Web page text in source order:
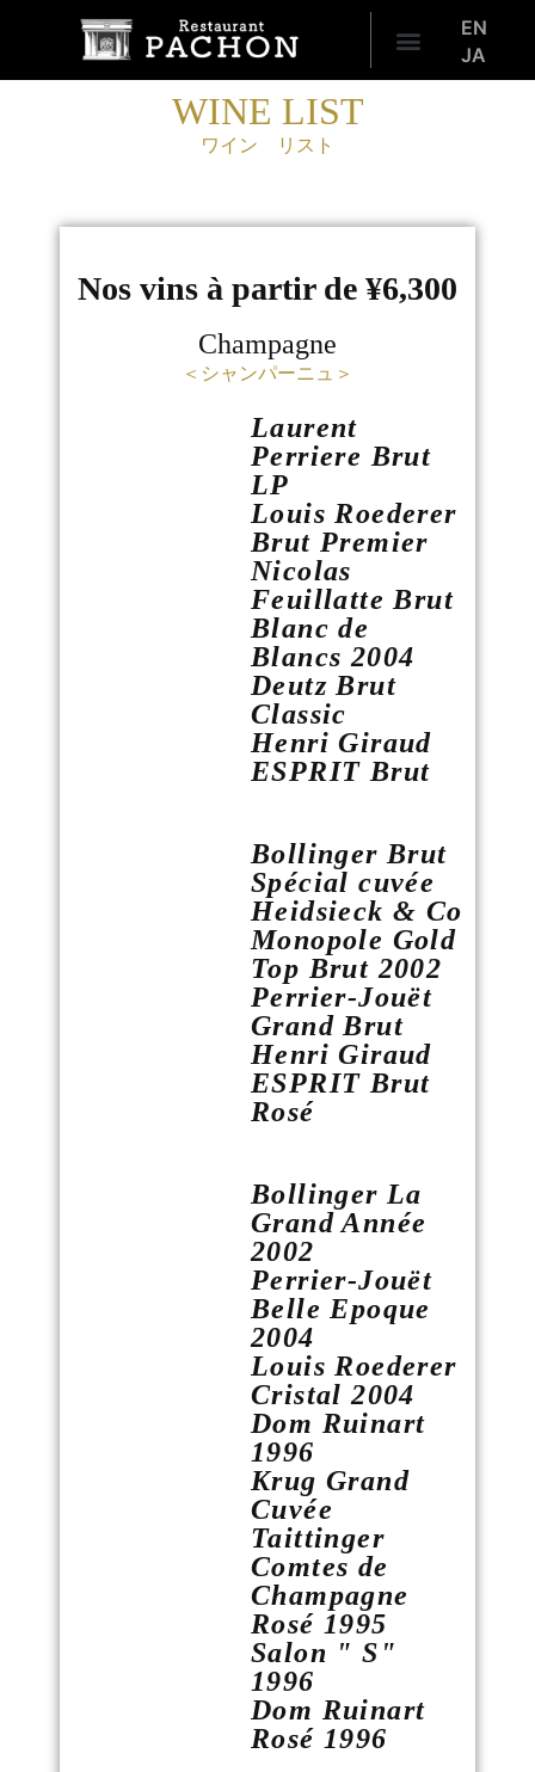
EN
JA
WINE LIST
ワイン リスト
Nos vins à partir de ¥6,300
Champagne
＜シャンパーニュ＞
Laurent
Perriere Brut
LP
Louis Roederer
Brut Premier
Nicolas
Feuillatte Brut
Blanc de
Blancs 2004
Deutz Brut
Classic
Henri Giraud
ESPRIT Brut
Bollinger Brut
Spécial cuvée
Heidsieck & Co
Monopole Gold
Top Brut 2002
Perrier-Jouët
Grand Brut
Henri Giraud
ESPRIT Brut
Rosé
Bollinger La
Grand Année
2002
Perrier-Jouët
Belle Epoque
2004
Louis Roederer
Cristal 2004
Dom Ruinart
1996
Krug Grand
Cuvée
Taittinger
Comtes de
Champagne
Rosé 1995
Salon " S"
1996
Dom Ruinart
Rosé 1996